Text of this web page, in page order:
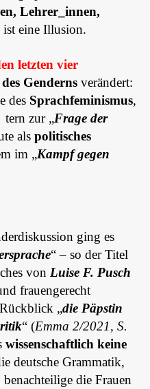
Lehrer_innen,
ist eine Illusion.
letzten vier
Genderns verändert:
des Sprachfeminismus,
tern zur „Frage der
als politisches
im „Kampf gegen
ging es
“ – so der Titel
von Luise F. Pusch
frauengerecht
„die Päpstin
“ (Emma 2/2021, S.
wissenschaftlich keine
deutsche Grammatik,
die Frauen